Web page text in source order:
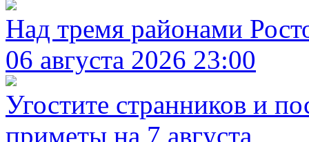
Над тремя районами
06 августа 2026 23:00
Угостите странников и
приметы на 7 августа